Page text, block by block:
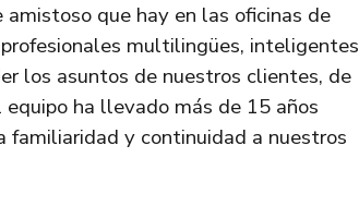
que hay en las oficinas de
multilingües, inteligentes
los asuntos de nuestros clientes, de
ha llevado más de 15 años
familiaridad y continuidad a nuestros